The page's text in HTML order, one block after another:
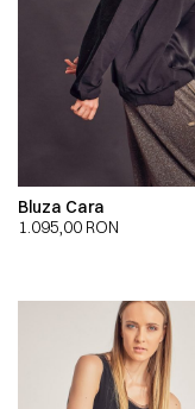
Bluza Cara
1.095,00 RON